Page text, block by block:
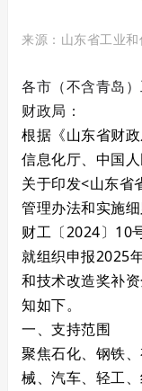
来源：山东省工业
各市（不含青岛）
财政局：
根据《山东省财
信息化厅、中国
关于印发<山东省
管理办法和实施
财工〔2024〕10
就组织申报2025
和技术改造奖补
知如下。
一、支持范围
聚焦石化、钢铁
械、汽车、轻工